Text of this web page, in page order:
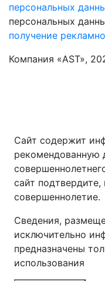
персональных
персональных
получение
Компания «AST»,
Сайт содержит
рекомендованную
сайт
совершеннолетие.
Сведения,
исключительно
предназначены
использования